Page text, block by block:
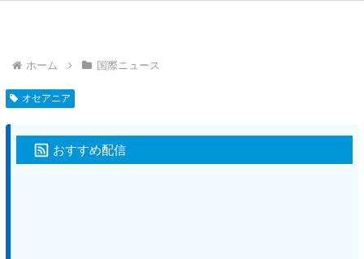
ホーム 国際ニュース
オセアニア
おすすめ配信